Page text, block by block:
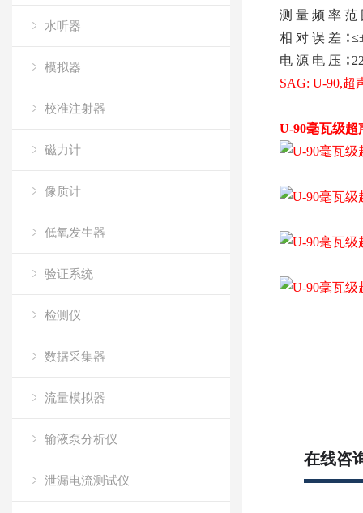
水听器
模拟器
校准注射器
磁力计
像质计
低氧发生器
验证系统
检测仪
数据采集器
流量模拟器
输液泵分析仪
泄漏电流测试仪
测 量 频 率 范
相 对 误 差 ∶
电 源 电 压 ∶
SAG: U-90,超
U-90毫瓦级超
在线咨